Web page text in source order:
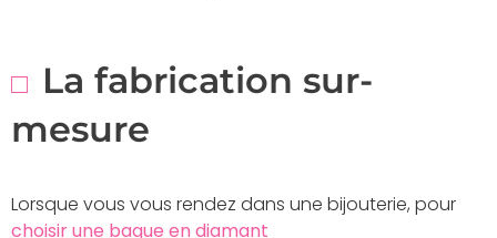
La fabrication sur-
mesure
Lorsque vous vous rendez dans une bijouterie, pour
choisir une bague en diamant